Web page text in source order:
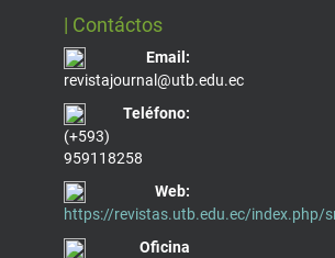
| Contáctos
Email:
revistajournal@utb.edu.ec
Teléfono:
(+593)
959118258
Web:
https://revistas.utb.edu.ec/index.php/
Oficina